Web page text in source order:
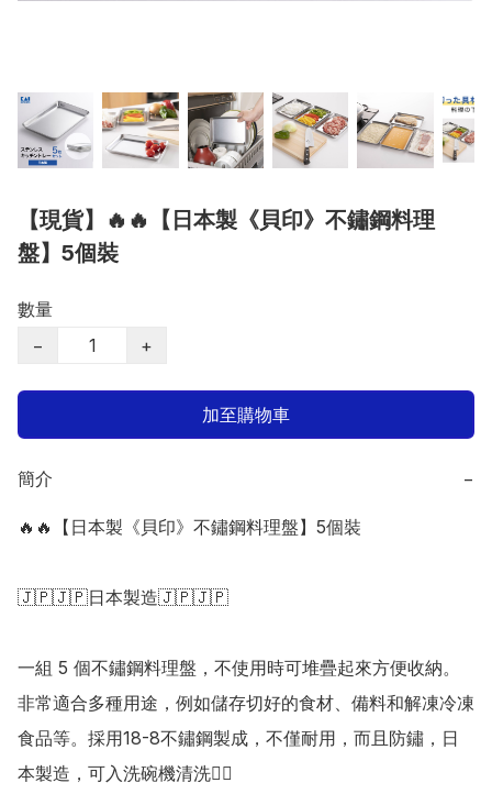
【現貨】🔥🔥【日本製《貝印》不鏽鋼料理
盤】5個裝
數量
−
+
加至購物車
簡介 −
🔥🔥【日本製《貝印》不鏽鋼料理盤】5個裝
🇯🇵🇯🇵日本製造🇯🇵🇯🇵
一組 5 個不鏽鋼料理盤，不使用時可堆疊起來方便收納。
非常適合多種用途，例如儲存切好的食材、備料和解凍冷凍
食品等。採用18-8不鏽鋼製成，不僅耐用，而且防鏽，日
本製造，可入洗碗機清洗👍🏻